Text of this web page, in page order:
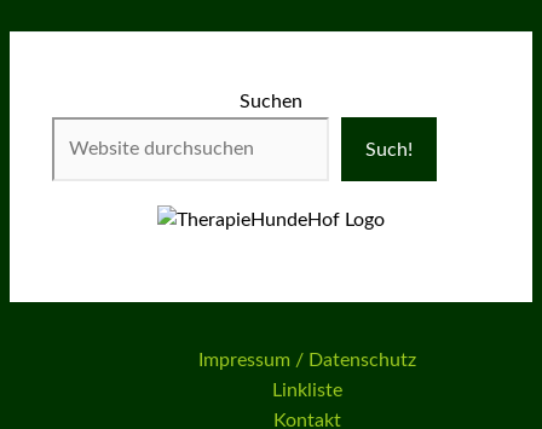
Suchen
Such!
Impressum / Datenschutz
Linkliste
Kontakt